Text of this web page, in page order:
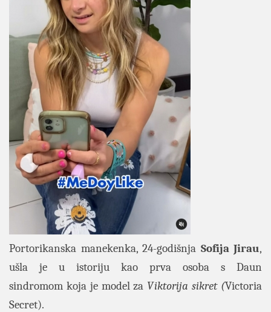
Portorikanska manekenka, 24-godišnja Sofija Jirau,
ušla je u istoriju kao prva osoba s Daun
sindromom koja je model za Viktorija sikret (Victoria
Secret).